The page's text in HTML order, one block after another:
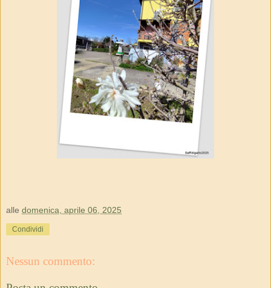
alle domenica, aprile 06, 2025
Condividi
Nessun commento: